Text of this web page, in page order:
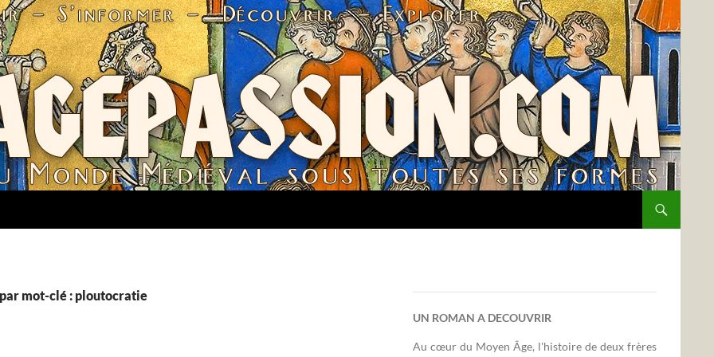
mot-clé : ploutocratie
UN ROMAN A DECOUVRIR
Au cœur du Moyen Âge, l'histoire de deux frères